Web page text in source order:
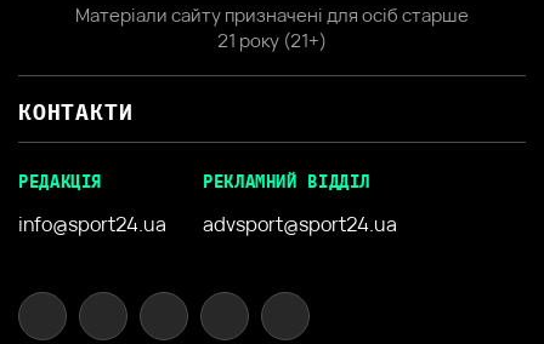
Матеріали сайту призначені для осіб старше
21 року (21+)
КОНТАКТИ
РЕДАКЦІЯ
info@sport24.ua
РЕКЛАМНИЙ ВІДДІЛ
advsport@sport24.ua